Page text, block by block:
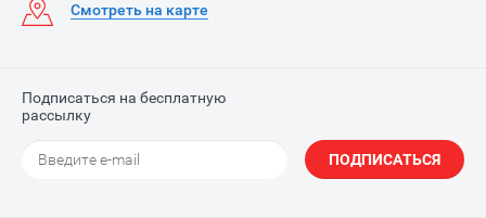
Смотреть на карте
Подписаться на бесплатную
рассылку
ПОДПИСАТЬСЯ